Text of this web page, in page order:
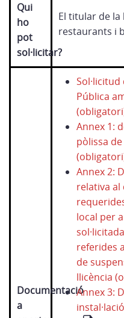
Qui
ho
pot
sol·licitar?
El titular de la
restaurants i
Documentació
a
Sol·licitud
Pública
Annex 1:
pòlissa
Annex 2:
relativa
local per
referides
de
llicència
Annex 3: